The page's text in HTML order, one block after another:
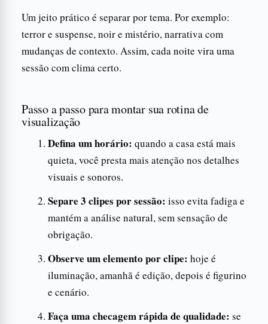
Um jeito prático é separar por tema. Por exemplo:
terror e suspense, noir e mistério, narrativa com
mudanças de contexto. Assim, cada noite vira uma
sessão com clima certo.
Passo a passo para montar sua rotina de
visualização
Defina um horário: quando a casa está mais
quieta, você presta mais atenção nos detalhes
visuais e sonoros.
Separe 3 clipes por sessão: isso evita fadiga e
mantém a análise natural, sem sensação de
obrigação.
Observe um elemento por clipe: hoje é
iluminação, amanhã é edição, depois é figurino
e cenário.
Faça uma checagem rápida de qualidade: se